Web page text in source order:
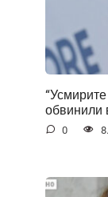
обвинили
0